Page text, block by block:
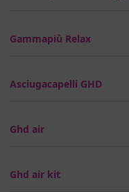
Gammapiù Relax
Asciugacapelli GHD
Ghd air
Ghd air kit